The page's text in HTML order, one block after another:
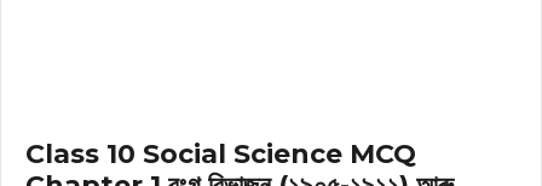
Class 10 Social Science MCQ